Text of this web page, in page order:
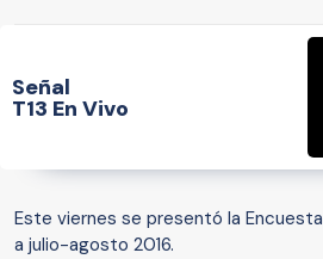
Señal
T13 En Vivo
Este viernes se presentó la Encuesta
a julio-agosto 2016.